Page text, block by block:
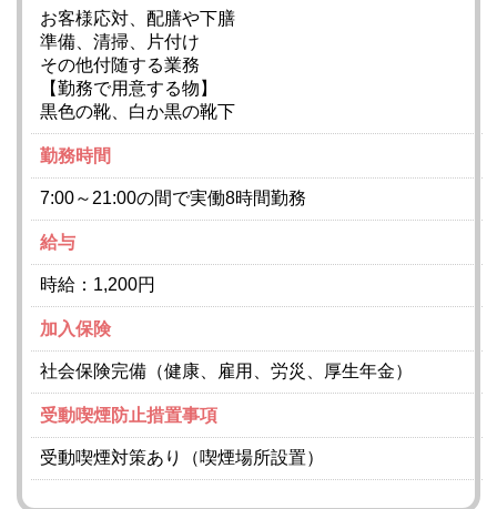
お客様応対、配膳や下膳
準備、清掃、片付け
その他付随する業務
【勤務で用意する物】
黒色の靴、白か黒の靴下
勤務時間
7:00～21:00の間で実働8時間勤務
給与
時給：1,200円
加入保険
社会保険完備（健康、雇用、労災、厚生年金）
受動喫煙防止措置事項
受動喫煙対策あり（喫煙場所設置）